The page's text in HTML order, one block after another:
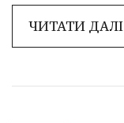
ЧИТАТИ ДАЛІ